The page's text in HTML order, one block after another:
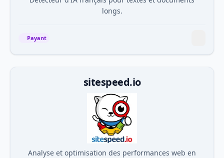
longs.
Payant
sitespeed.io
Analyse et optimisation des performances web en